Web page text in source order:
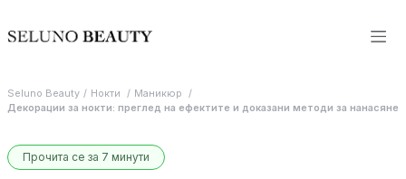
Seluno Beauty Нокти
Маникюр
Декорации за нокти: преглед на ефектите и доказани методи за нанасяне
Прочита се за 7 минути